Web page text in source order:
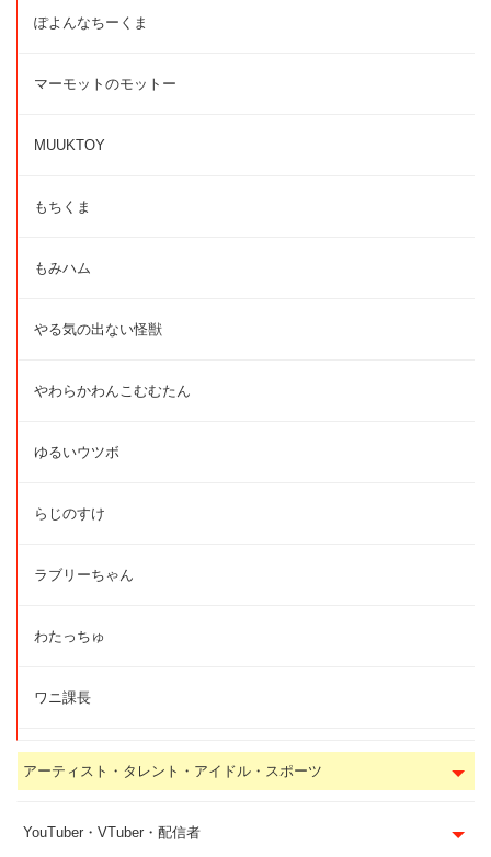
ぽよんなちーくま
マーモットのモットー
MUUKTOY
もちくま
もみハム
やる気の出ない怪獣
やわらかわんこむむたん
ゆるいウツボ
らじのすけ
ラブリーちゃん
わたっちゅ
ワニ課長
アーティスト・タレント・アイドル・スポーツ
YouTuber・VTuber・配信者